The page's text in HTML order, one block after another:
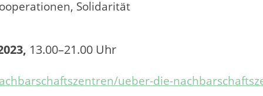
Solidarität
13.00–21.00 Uhr
ueber-die-